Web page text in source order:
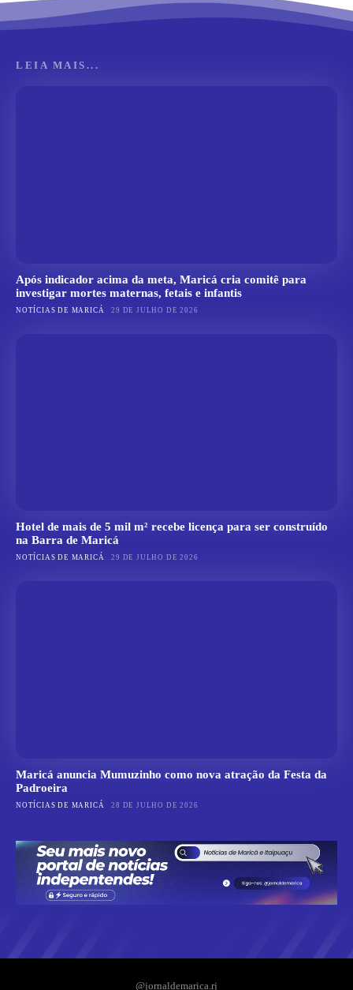
LEIA MAIS...
Após indicador acima da meta, Maricá cria comitê para
investigar mortes maternas, fetais e infantis
NOTÍCIAS DE MARICÁ 29 DE JULHO DE 2026
Hotel de mais de 5 mil m² recebe licença para ser construído
na Barra de Maricá
NOTÍCIAS DE MARICÁ 29 DE JULHO DE 2026
Maricá anuncia Mumuzinho como nova atração da Festa da
Padroeira
NOTÍCIAS DE MARICÁ 28 DE JULHO DE 2026
@jornaldemarica.rj